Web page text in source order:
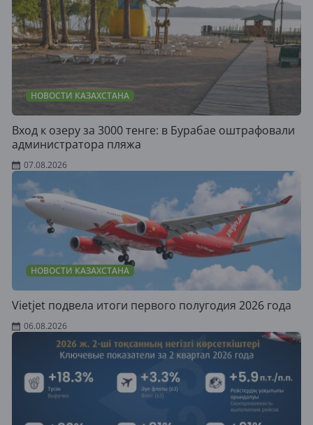
НОВОСТИ КАЗАХСТАНА
Вход к озеру за 3000 тенге: в Бурабае оштрафовали
администратора пляжа
07.08.2026
НОВОСТИ КАЗАХСТАНА
Vietjet подвела итоги первого полугодия 2026 года
06.08.2026